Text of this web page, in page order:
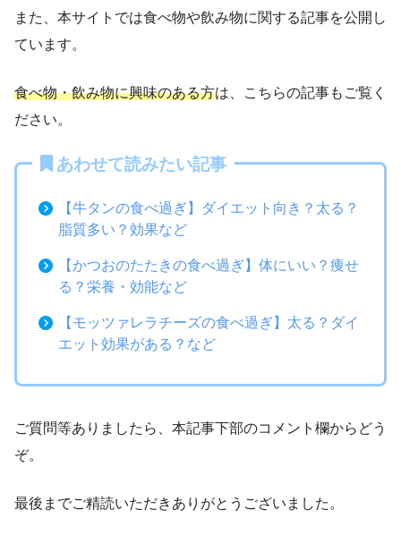
また、本サイトでは食べ物や飲み物に関する記事を公開し
ています。
食べ物・飲み物に興味のある方は、こちらの記事もご覧く
ださい。
あわせて読みたい記事
【牛タンの食べ過ぎ】ダイエット向き？太る？
脂質多い？効果など
【かつおのたたきの食べ過ぎ】体にいい？痩せ
る？栄養・効能など
【モッツァレラチーズの食べ過ぎ】太る？ダイ
エット効果がある？など
ご質問等ありましたら、本記事下部のコメント欄からどう
ぞ。
最後までご精読いただきありがとうございました。